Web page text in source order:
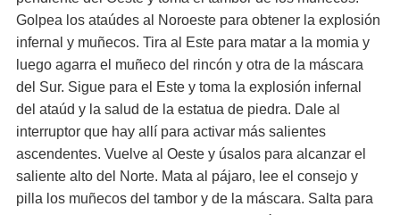
Golpea los ataúdes al Noroeste para obtener la explosión
infernal y muñecos. Tira al Este para matar a la momia y
luego agarra el muñeco del rincón y otra de la máscara
del Sur. Sigue para el Este y toma la explosión infernal
del ataúd y la salud de la estatua de piedra. Dale al
interruptor que hay allí para activar más salientes
ascendentes. Vuelve al Oeste y úsalos para alcanzar el
saliente alto del Norte. Mata al pájaro, lee el consejo y
pilla los muñecos del tambor y de la máscara. Salta para